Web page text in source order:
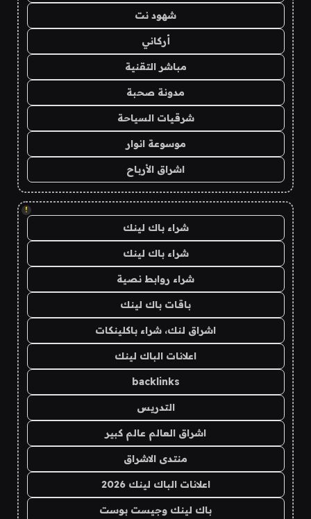
شهود نت
أركاني
مباشر التقنية
مدونة صحبة
شرقيات السياحة
موسوعة انوار
اشراق الأرباح
!
شراء باك لينك
شراء باك لينك
شراء روابط نصية
باقات باك لينك
اشراق لنك، شراء باكلينكات
اعلانات الباك لينك
backlinks
التدريس
اشراق العالم عالم كبير
منتدى الاشراق
اعلانات الباك لينك 2026
باك لينك وجيست بوست